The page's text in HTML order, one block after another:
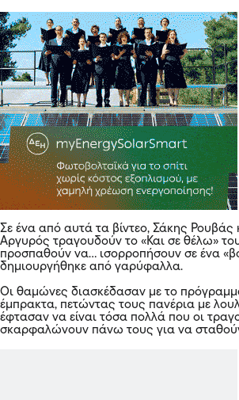
Σε ένα από αυτά τα βίντεο, Σάκης Ρουβάς
Αργυρός τραγουδούν το «Και σε θέλω»
προσπαθούν να… ισορροπήσουν σε ένα
δημιουργήθηκε από γαρύφαλλα.
Οι θαμώνες διασκέδασαν με το
έμπρακτα, πετώντας τους πανέρια με
έφτασαν να είναι τόσα πολλά που οι
σκαρφαλώνουν πάνω τους για να